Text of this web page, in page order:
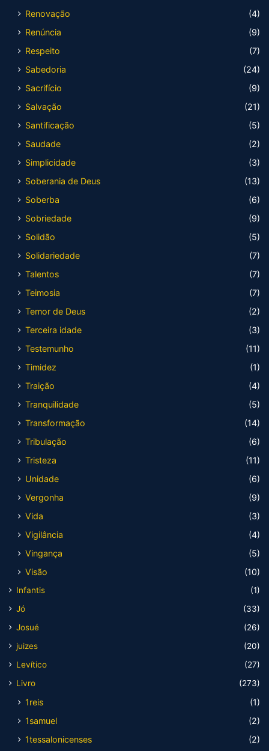
Renovação
(4)
Renúncia
(9)
Respeito
(7)
Sabedoria
(24)
Sacrifício
(9)
Salvação
(21)
Santificação
(5)
Saudade
(2)
Simplicidade
(3)
Soberania de Deus
(13)
Soberba
(6)
Sobriedade
(9)
Solidão
(5)
Solidariedade
(7)
Talentos
(7)
Teimosia
(7)
Temor de Deus
(2)
Terceira idade
(3)
Testemunho
(11)
Timidez
(1)
Traição
(4)
Tranquilidade
(5)
Transformação
(14)
Tribulação
(6)
Tristeza
(11)
Unidade
(6)
Vergonha
(9)
Vida
(3)
Vigilância
(4)
Vingança
(5)
Visão
(10)
Infantis
(1)
Jó
(33)
Josué
(26)
juizes
(20)
Levítico
(27)
Livro
(273)
1reis
(1)
1samuel
(2)
1tessalonicenses
(2)